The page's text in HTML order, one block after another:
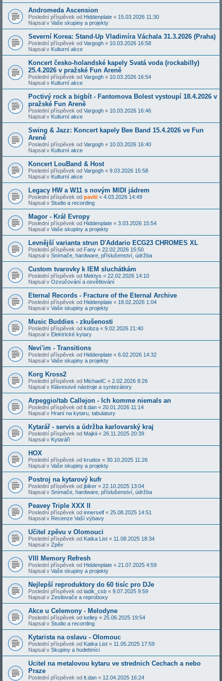
Andromeda Ascension
Poslední příspěvek od Hiddenplate « 15.03.2026 11:30
Napsal v Vaše skupiny a projekty
Severní Korea: Stand-Up Vladimíra Váchala 31.3.2026 (Praha)
Poslední příspěvek od Vargogh « 10.03.2026 16:58
Napsal v Kulturní akce
Koncert česko-holandské kapely Svatá voda (rockabilly)
25.4.2026 v pražské Fun Areně
Poslední příspěvek od Vargogh « 10.03.2026 16:54
Napsal v Kulturní akce
Poctivý rock a bigbít - Fantomova Bolest vystoupí 18.4.2026 v
pražské Fun Areně
Poslední příspěvek od Vargogh « 10.03.2026 16:46
Napsal v Kulturní akce
Swing & Jazz: Koncert kapely Bee Band 15.4.2026 ve Fun
Areně
Poslední příspěvek od Vargogh « 10.03.2026 16:40
Napsal v Kulturní akce
Koncert LouBand & Host
Poslední příspěvek od Vargogh « 9.03.2026 15:58
Napsal v Kulturní akce
Legacy HW a W11 s novým MIDI jádrem
Poslední příspěvek od pavlii « 4.03.2026 14:49
Napsal v Studio a recording
Magor - Král Evropy
Poslední příspěvek od Hiddenplate « 3.03.2026 15:54
Napsal v Vaše skupiny a projekty
Levnější varianta strun D'Addario ECG23 CHROMES XL
Poslední příspěvek od Fany « 22.02.2026 15:50
Napsal v Snímače, hardware, příslušenství, údržba
Custom tvarovky k IEM sluchátkám
Poslední příspěvek od Mektys « 22.02.2026 14:10
Napsal v Ozvučování a osvětlování
Eternal Records - Fracture of the Eternal Archive
Poslední příspěvek od Hiddenplate « 18.02.2026 1:04
Napsal v Vaše skupiny a projekty
Music Buddies - zkušenosti
Poslední příspěvek od kobza « 9.02.2026 21:40
Napsal v Elektrické kytary
Nevi'im - Transitions
Poslední příspěvek od Hiddenplate « 6.02.2026 14:32
Napsal v Vaše skupiny a projekty
Korg Kross2
Poslední příspěvek od MichaelC « 2.02.2026 8:26
Napsal v Klávesové nástroje a syntezátory
Arpeggio/tab Callejon - Ich komme niemals an
Poslední příspěvek od lt.dan « 20.01.2026 11:14
Napsal v Hraní na kytaru, tabulatury
Kytarář - servis a údržba karlovarský kraj
Poslední příspěvek od Majkii « 26.11.2025 20:39
Napsal v Kytaráři
HOX
Poslední příspěvek od krudox « 30.10.2025 11:26
Napsal v Vaše skupiny a projekty
Postroj na kytarový kufr
Poslední příspěvek od jbiker « 22.10.2025 13:04
Napsal v Snímače, hardware, příslušenství, údržba
Peavey Triple XXX II
Poslední příspěvek od innerself « 25.08.2025 14:51
Napsal v Recenze Vaší výbavy
Učitel zpěvu v Olomouci
Poslední příspěvek od Katka List « 11.08.2025 18:34
Napsal v Zpěv
VIII Memory Refresh
Poslední příspěvek od Hiddenplate « 21.07.2025 4:59
Napsal v Vaše skupiny a projekty
Nejlepší reproduktory do 60 tisíc pro DJe
Poslední příspěvek od ladik_csb « 9.07.2025 9:59
Napsal v Zesilovače a reproboxy
Akce u Celemony - Melodyne
Poslední příspěvek od kelley « 25.06.2025 19:54
Napsal v Studio a recording
Kytarista na oslavu - Olomouc
Poslední příspěvek od Katka List « 11.05.2025 17:59
Napsal v Skupiny a hudebníci
Ucitel na metalovou kytaru ve strednich Cechach a nebo
Praze
Poslední příspěvek od lt.dan « 12.04.2025 16:24